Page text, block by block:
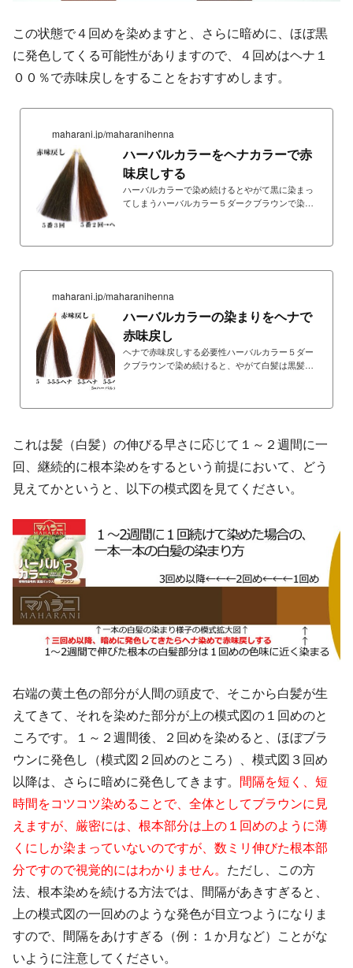
この状態で４回めを染めますと、さらに暗めに、ほぼ黒
に発色してくる可能性がありますので、４回めはヘナ１
００％で赤味戻しをすることをおすすめします。
maharani.jp/maharanihenna
ハーバルカラーをヘナカラーで赤
味戻しする
ハーバルカラーで染め続けるとやがて黒に染まっ
てしまうハーバルカラー５ダークブラウンで染め
ると、暗めに、黒っぽくなる。黒っぽく染まる前
一旦、赤味戻ししたのが、右の白髪束。ハーバル
カラー５ダークブラウンで２回染め、次にヘナ染
めで赤味戻ししたのが、右の白髪束。赤味が戻っ
ている。注意...
maharani.jp/maharanihenna
ハーバルカラーの染まりをヘナで
赤味戻し
ヘナで赤味戻しする必要性ハーバルカラー５ダー
クブラウンで染め続けると、やがて白髪は黒髪に
で３回染めたもの。５番２回→ヘナとあるもの
は、ハーバルカラー５ダークブラウンで２回染
め、その後にヘナ１００％で一回染めたもの。こ
の２つの白髪束を二つに割って、半分のみ染めて
みたものが下。ハー...
これは髪（白髪）の伸びる早さに応じて１～２週間に一
回、継続的に根本染めをするという前提において、どう
見えてかというと、以下の模式図を見てください。
右端の黄土色の部分が人間の頭皮で、そこから白髪が生
えてきて、それを染めた部分が上の模式図の１回めのと
ころです。１～２週間後、２回めを染めると、ほぼブラ
ウンに発色し（模式図２回めのところ）、模式図３回め
以降は、さらに暗めに発色してきます。 間隔を短く、短
時間をコツコツ染めることで、全体としてブラウンに見
えますが、厳密には、根本部分は上の１回めのように薄
くにしか染まっていないのですが、数ミリ伸びた根本部
分ですので視覚的にはわかりません。 ただし、この方
法、根本染めを続ける方法では、間隔があきすぎると、
上の模式図の一回めのような発色が目立つようになりま
すので、間隔をあけすぎる（例：１か月など）ことがな
いように注意してください。